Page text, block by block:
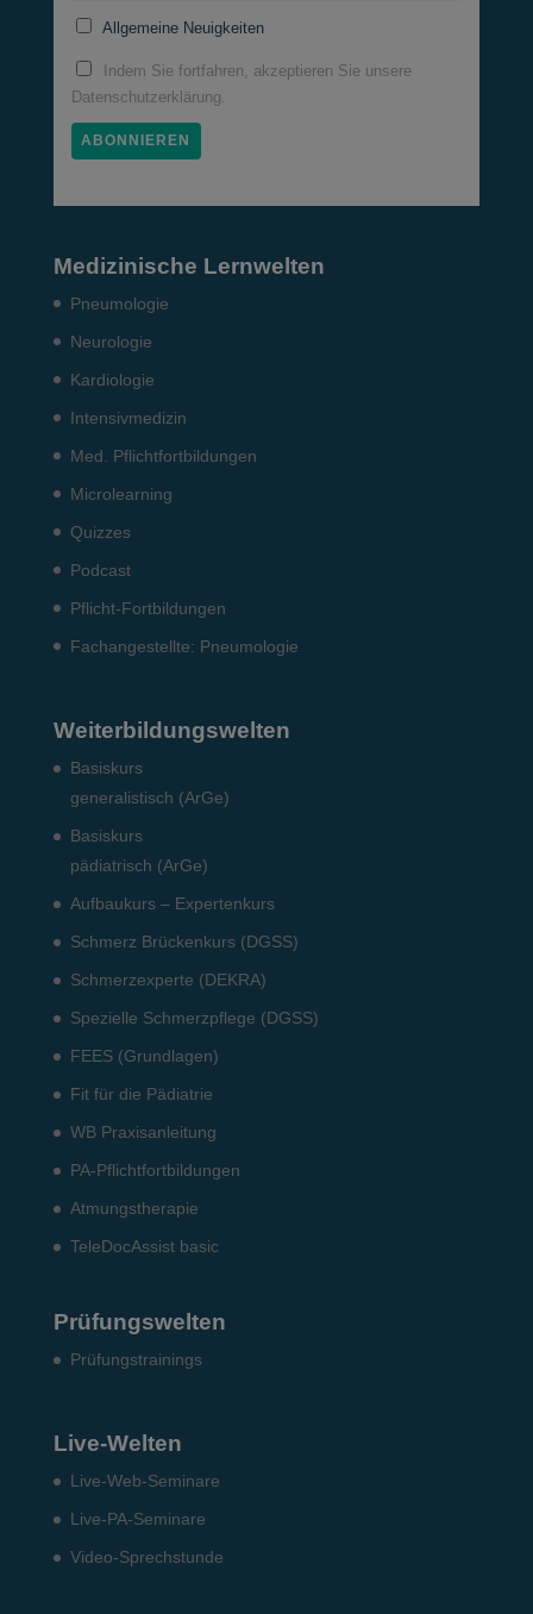
Allgemeine Neuigkeiten
Indem Sie fortfahren, akzeptieren Sie unsere
Datenschutzerklärung.
Medizinische Lernwelten
Pneumo­logie
Neurologie
Kardiologie
Intensiv­medizin
Med. Pflichtfort­bildun­gen
Microlearning
Quizzes
Podcast
Pflicht-Fort­bildun­gen
Fach­angestellte: Pneumo­logie
Weiterbildungswelten
Basiskurs
generalistisch (ArGe)
Basiskurs
pädiatrisch (ArGe)
Aufbaukurs – Expertenkurs
Schmerz Brückenkurs (DGSS)
Schmerzexperte (DEKRA)
Spezielle Schmerzpflege (DGSS)
FEES (Grundlagen)
Fit für die Pädiatrie
WB Praxisanleitung
PA-Pflichtfortbildungen
Atmungstherapie
TeleDocAssist basic
Prüfungswelten
Prü­fungs­trai­nings
Live-Welten
Live-Web-Seminare
Live-PA-Seminare
Video-Sprechstunde